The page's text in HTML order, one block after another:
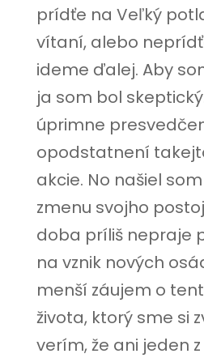
prídťe na Veľký
vítaní, alebo
ideme ďalej. Aby
ja som bol
úprimne
opodstatnení
akcie. No našiel
zmenu svojho
doba príliš nepraje
na vznik nových
menší záujem o
života, ktorý sme si
verím, že ani jeden